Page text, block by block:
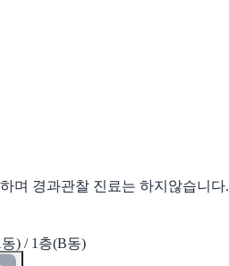
며 경과관찰 진료는 하지않습니다.
) / 1층(B동)